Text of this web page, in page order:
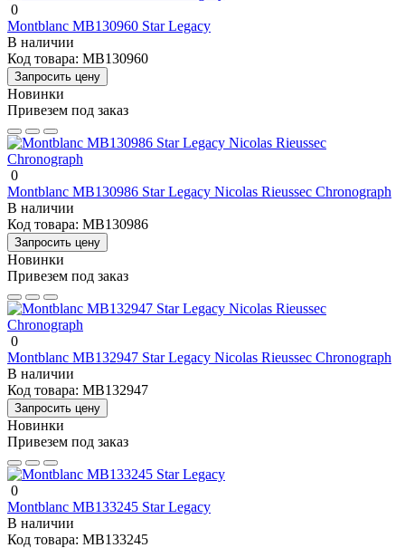
0
Montblanc MB130960 Star Legacy
В наличии
Код товара: MB130960
Запросить цену
Новинки
Привезем под заказ
0
Montblanc MB130986 Star Legacy Nicolas Rieussec Chronograph
В наличии
Код товара: MB130986
Запросить цену
Новинки
Привезем под заказ
0
Montblanc MB132947 Star Legacy Nicolas Rieussec Chronograph
В наличии
Код товара: MB132947
Запросить цену
Новинки
Привезем под заказ
0
Montblanc MB133245 Star Legacy
В наличии
Код товара: MB133245